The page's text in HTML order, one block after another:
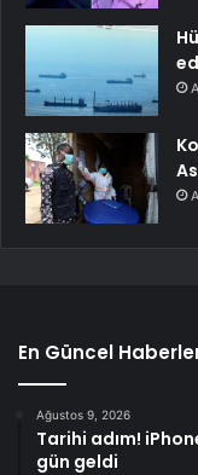
En Güncel
Ağustos 9, 2026
Tarihi adım!
gün geldi